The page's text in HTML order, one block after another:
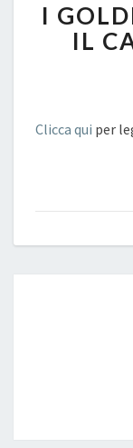
I
IL
Clicca qui per